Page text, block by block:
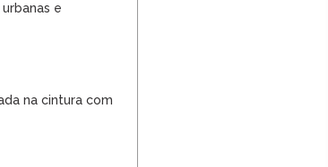
e
na cintura com